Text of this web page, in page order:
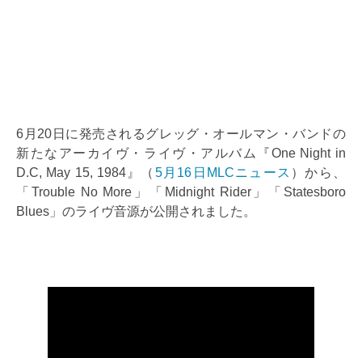
6月20日に発売されるグレッグ・オールマン・バンドの
新たなアーカイヴ・ライヴ・アルバム『One Night in
D.C, May 15, 1984』（ 5月16日MLCニュース ）から、
「Trouble No More」「Midnight Rider」「Statesboro
Blues」のライヴ音源が公開されました。